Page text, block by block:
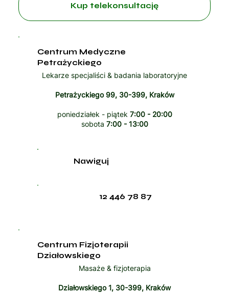
Kup telekonsultację
Centrum Medyczne
Petrażyckiego
Lekarze specjaliści & badania laboratoryjne
Petrażyckiego 99, 30-399, Kraków
poniedziałek - piątek 7:00 - 20:00
sobota 7:00 - 13:00
12 446 78 87
Nawiguj
Centrum Fizjoterapii
Działowskiego
Masaże & fizjoterapia
Działowskiego 1, 30-399, Kraków